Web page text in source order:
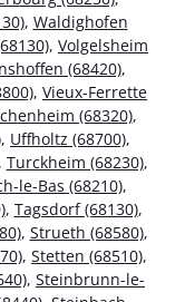
, Waldighofen
, Volgelsheim
(68420),
, Vieux-Ferrette
(68320),
, Uffholtz (68700),
Turckheim (68230),
le-Bas (68210),
, Tagsdorf (68130),
, Strueth (68580),
, Stetten (68510),
, Steinbrunn-le-